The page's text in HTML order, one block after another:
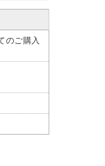
のご購入